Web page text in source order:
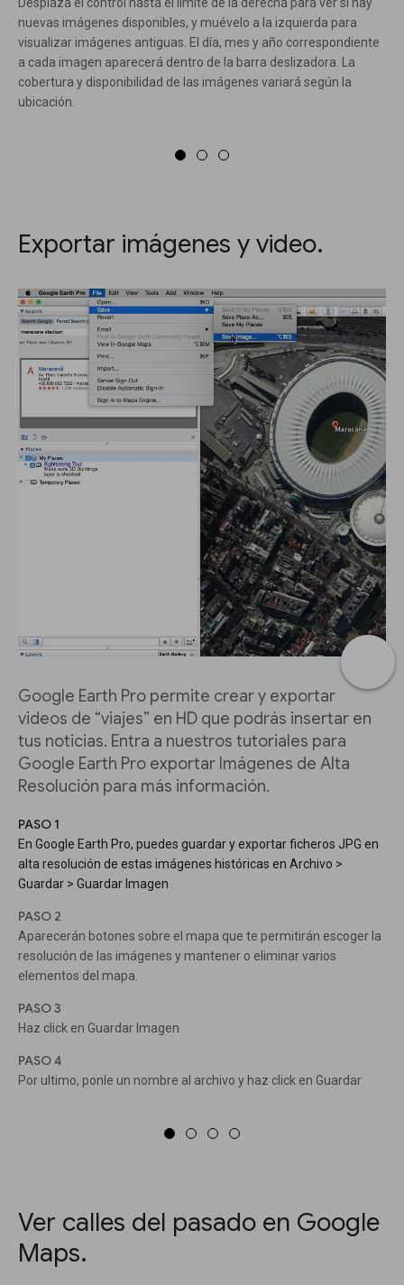
nuevas imágenes disponibles, y muévelo a la izquierda para
visualizar imágenes antiguas. El día, mes y año correspondiente
a cada imagen aparecerá dentro de la barra deslizadora. La
cobertura y disponibilidad de las imágenes variará según la
ubicación.
Exportar imágenes y video.
Google Earth Pro permite crear y exportar
videos de “viajes” en HD que podrás insertar en
tus noticias. Entra a nuestros tutoriales para
Google Earth Pro exportar Imágenes de Alta
Resolución para más información.
PASO 1
En Google Earth Pro, puedes guardar y exportar ficheros JPG en
alta resolución de estas imágenes históricas en Archivo >
Guardar > Guardar Imagen
PASO 2
Aparecerán botones sobre el mapa que te permitirán escoger la
resolución de las imágenes y mantener o eliminar varios
elementos del mapa.
PASO 3
Haz click en Guardar Imagen
PASO 4
Por ultimo, ponle un nombre al archivo y haz click en Guardar
Ver calles del pasado en Google
Maps.